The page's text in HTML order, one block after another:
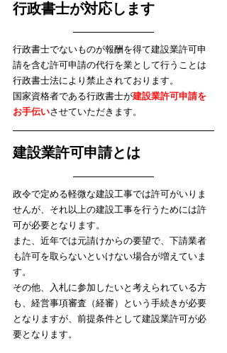
行政書士が対応します
行政書士でないものが報酬を得て建設業許可申
請を含む許可申請の代行を業として行うことは
行政書士法により禁止されております。
​国家資格者である行政書士が建設業許可申請を
お手伝いさせていただきます。
建設業許可申請とは
政令で定める軽微な建設工事では許可がいりま
せんが、それ以上の建設工事を行うためには許
可が必要となります。
また、近年では元請けからの要望で、下請業者
も許可を取らないといけない場合が増えていま
す。
その他、入札に参加したいと考えられている方
も、経営事項審査（経審）という手続きが必要
となりますが、前提条件として建設業許可が必
要となります。